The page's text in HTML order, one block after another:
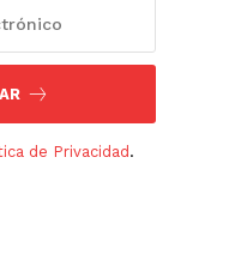
de Privacidad .